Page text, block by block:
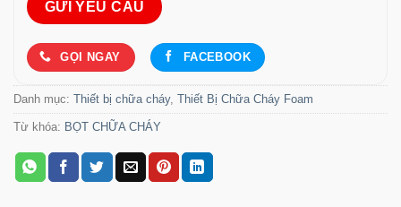
GỌI NGAY FACEBOOK
Danh mục: Thiết bị chữa cháy, Thiết Bị Chữa Cháy Foam
Từ khóa: BỌT CHỮA CHÁY